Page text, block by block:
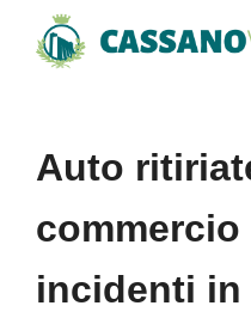
Auto
incidenti in